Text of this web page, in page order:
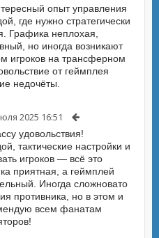
опыт управления
где нужно стратегически
Графика неплохая,
но иногда возникают
игроков на трансферном
от геймплея
недочёты.
2025 16:51
удовольствия!
тактические настройки и
игроков — всё это
приятная, а геймплей
Иногда сложновато
противника, но в этом и
всем фанатам